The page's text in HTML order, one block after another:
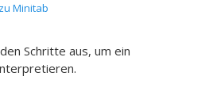
Minitab
Schritte aus, um ein